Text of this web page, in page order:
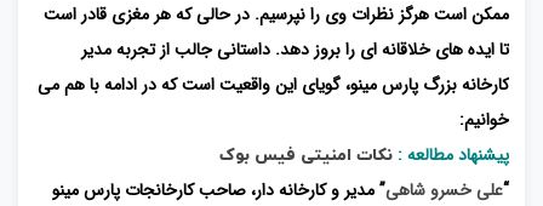
ممکن است هرگز نظرات وی را نپرسیم. در حالی که هر مغزی قادر است
تا ایده های خلاقانه ای را بروز دهد. داستانی جالب از تجربه مدیر
کارخانه بزرگ پارس مینو، گویای این واقعیت است که در ادامه با هم می
خوانیم:
پیشنهاد مطالعه : نکات امنیتی فیس بوک
“علی خسرو شاهی” مدیر و کارخانه دار، صاحب کارخانجات پارس مینو